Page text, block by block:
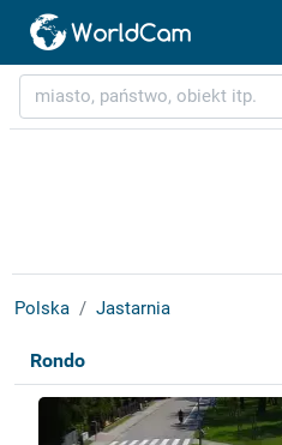
Polska Jastarnia
Rondo